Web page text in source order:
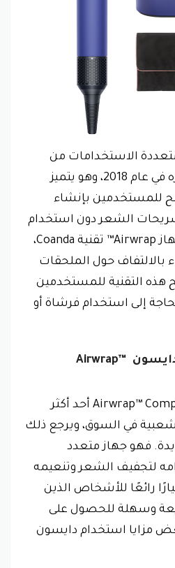
الاستخدامات من
شركة Dyson. تم إصداره في عام 2018، وهو يتميز
للمستخدمين بإنشاء
الشعر دون استخدام
حرارة عالية، يستخدم جهاز Airwrap™ تقنية Coanda،
بالالتفاف حول الملحقات
التقنية للمستخدمين
إلى استخدام فرشاة أو
مزايا استخدام جهاز دايسون Airwrap™
يعد جهاز دايسون Airwrap™ Complete أحد أكثر
في السوق، ويرجع ذلك
فهو جهاز متعدد
لتجفيف الشعر وتنعيمه
رائعًا للأشخاص الذين
وسهلة للحصول على
مزايا استخدام دايسون